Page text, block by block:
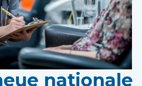
nationale